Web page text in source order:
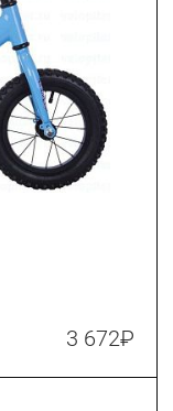
3 672₽